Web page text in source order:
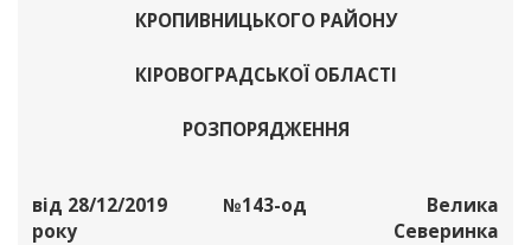
КРОПИВНИЦЬКОГО РАЙОНУ
КІРОВОГРАДСЬКОЇ ОБЛАСТІ
РОЗПОРЯДЖЕННЯ
від 28/12/2019
року
№143-од
Велика
Северинка